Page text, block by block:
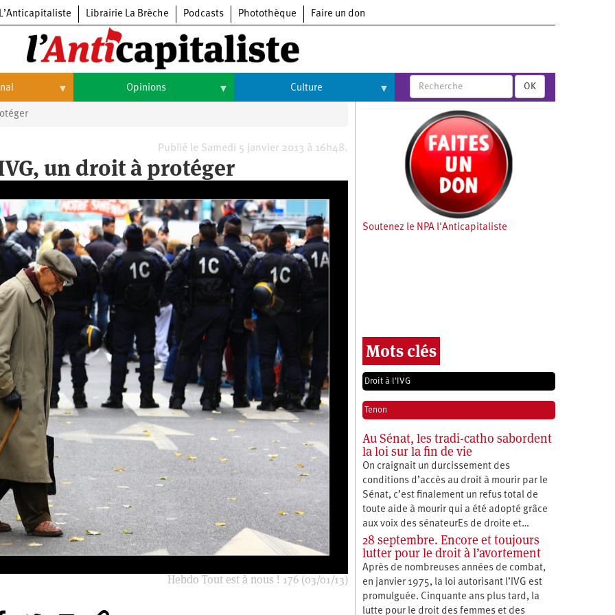
L’Anticapitaliste Librairie La Brèche Podcasts Photothèque Faire un don
Opinions Culture
Arts
Expositions
Livres
Musique
OK
Publié le Samedi 5 janvier 2013 à 16h48.
un droit à protéger
Hebdo Tout est à nous ! 176 (03/01/13)
Soutenez le NPA l'Anticapitaliste
Mots clés
Droit à l'IVG
Tenon
Au Sénat, les tradi-catho sabordent
la loi sur la fin de vie
On craignait un durcissement des
conditions d’accès au droit à mourir par le
Sénat, c’est finalement un refus total de
toute aide à mourir qui a été adopté grâce
aux voix des sénateurEs de droite et…
28 septembre. Encore et toujours
lutter pour le droit à l’avortement
Après de nombreuses années de combat,
en janvier 1975, la loi autorisant l’IVG est
promulguée. Cinquante ans plus tard, la
lutte pour le droit des femmes et des